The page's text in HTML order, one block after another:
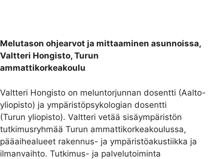
Melutason ohjearvot ja mittaaminen asunnoissa,
Valtteri Hongisto, Turun
ammattikorkeakoulu
Valtteri Hongisto on meluntorjunnan dosentti (Aalto-
yliopisto) ja ympäristöpsykologian dosentti
(Turun yliopisto). Valtteri vetää sisäympäristön
tutkimusryhmää Turun ammattikorkeakoulussa,
pääaihealueet rakennus- ja ympäristöakustiikka ja
ilmanvaihto. Tutkimus- ja palvelutoiminta